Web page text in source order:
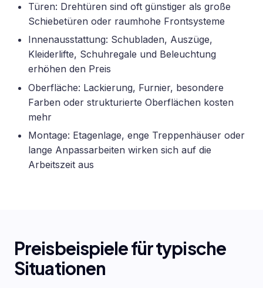
Türen: Drehtüren sind oft günstiger als große
Schiebetüren oder raumhohe Frontsysteme
Innenausstattung: Schubladen, Auszüge,
Kleiderlifte, Schuhregale und Beleuchtung
erhöhen den Preis
Oberfläche: Lackierung, Furnier, besondere
Farben oder strukturierte Oberflächen kosten
mehr
Montage: Etagenlage, enge Treppenhäuser oder
lange Anpassarbeiten wirken sich auf die
Arbeitszeit aus
Preisbeispiele für typische
Situationen